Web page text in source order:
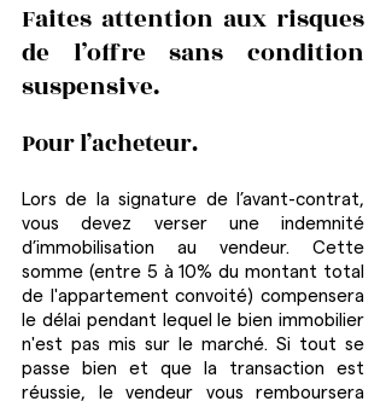
Faites attention aux risques
de l’offre sans condition
suspensive.
Pour l’acheteur.
Lors de la signature de l’avant-contrat,
vous devez verser une indemnité
d’immobilisation au vendeur. Cette
somme (entre 5 à 10% du montant total
de l'appartement convoité) compensera
le délai pendant lequel le bien immobilier
n'est pas mis sur le marché. Si tout se
passe bien et que la transaction est
réussie, le vendeur vous remboursera